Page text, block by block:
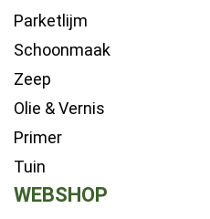
Parketlijm
Schoonmaak
Zeep
Olie & Vernis
Primer
Tuin
WEBSHOP